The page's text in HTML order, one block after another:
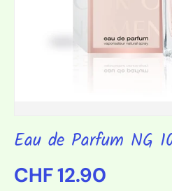
Eau de Parfum NG
Normaler Preis
CHF 12.90